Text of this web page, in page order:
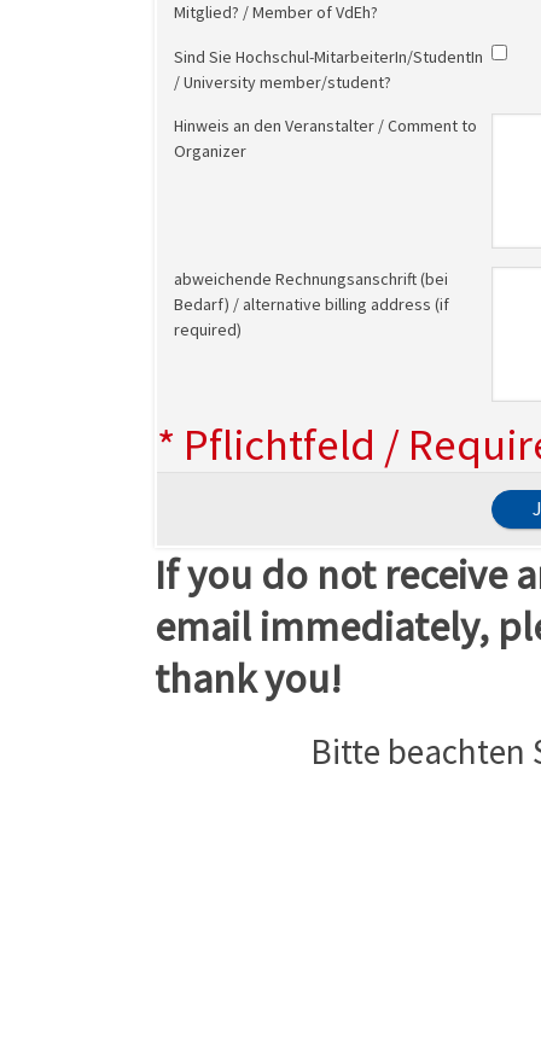
Mitglied? / Member of VdEh?
Sind Sie Hochschul-MitarbeiterIn/StudentIn
/ University member/student?
Hinweis an den Veranstalter / Comment to
Organizer
abweichende Rechnungsanschrift (bei
Bedarf) / alternative billing address (if
required)
* Pflichtfeld /
If you do not receive
email immediately,
thank you!
Bitte beachten